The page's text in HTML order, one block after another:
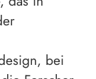
bei